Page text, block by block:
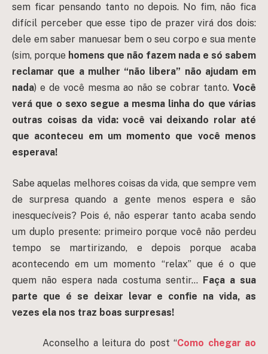
sem ficar pensando tanto no depois. No fim, não fica
difícil perceber que esse tipo de prazer virá dos dois:
dele em saber manuesar bem o seu corpo e sua mente
(sim, porque homens que não fazem nada e só sabem
reclamar que a mulher “não libera” não ajudam em
nada) e de você mesma ao não se cobrar tanto. Você
verá que o sexo segue a mesma linha do que várias
outras coisas da vida: você vai deixando rolar até
que aconteceu em um momento que você menos
esperava!
Sabe aquelas melhores coisas da vida, que sempre vem
de surpresa quando a gente menos espera e são
inesquecíveis? Pois é, não esperar tanto acaba sendo
um duplo presente: primeiro porque você não perdeu
tempo se martirizando, e depois porque acaba
acontecendo em um momento “relax” que é o que
quem não espera nada costuma sentir… Faça a sua
parte que é se deixar levar e confie na vida, as
vezes ela nos traz boas surpresas!
Aconselho a leitura do post “Como chegar ao